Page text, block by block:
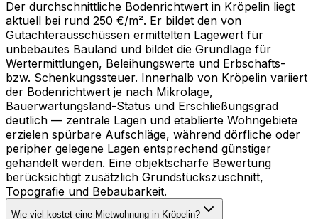
Der durchschnittliche Bodenrichtwert in Kröpelin liegt
aktuell bei rund 250 €/m². Er bildet den von
Gutachterausschüssen ermittelten Lagewert für
unbebautes Bauland und bildet die Grundlage für
Wertermittlungen, Beleihungswerte und Erbschafts-
bzw. Schenkungssteuer. Innerhalb von Kröpelin variiert
der Bodenrichtwert je nach Mikrolage,
Bauerwartungsland-Status und Erschließungsgrad
deutlich — zentrale Lagen und etablierte Wohngebiete
erzielen spürbare Aufschläge, während dörfliche oder
peripher gelegene Lagen entsprechend günstiger
gehandelt werden. Eine objektscharfe Bewertung
berücksichtigt zusätzlich Grundstückszuschnitt,
Topografie und Bebaubarkeit.
Wie viel kostet eine Mietwohnung in Kröpelin?